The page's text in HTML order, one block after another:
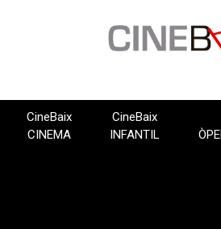
CineBaix
CINEMA
CineBaix
INFANTIL